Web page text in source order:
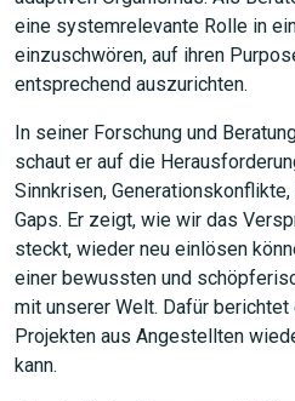
eine systemrelevante Rolle in
einzuschwören, auf ihren
entsprechend auszurichten.
In seiner Forschung und
schaut er auf die
Sinnkrisen,
Gaps. Er zeigt, wie wir das
steckt, wieder neu einlösen
einer bewussten und
mit unserer Welt. Dafür
Projekten aus Angestellten
kann.